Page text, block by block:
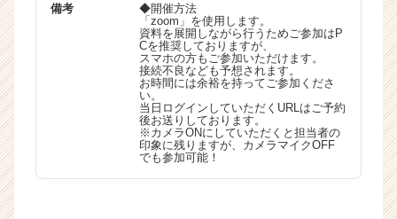
備考
◆開催方法
「zoom」を使用します。
資料を展開しながら行うためご参加はP
Cを推奨しておりますが、
スマホの方もご参加いただけます。
接続不良なども予想されます。
お時間には余裕を持ってご参加くださ
い。
当日ログインしていただくURLはご予約
後お送りしております。
※カメラONにしていただくと担当者の
印象に残りますが、カメラマイクOFF
でも参加可能！